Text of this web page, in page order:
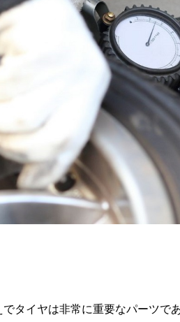
タイヤは非常に重要なパーツであ